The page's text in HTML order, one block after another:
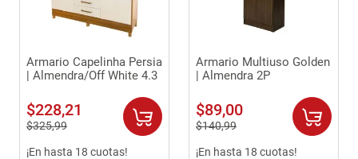
Armario Capelinha Persia
| Almendra/Off White 4.3
$228,21
$325,99
¡En hasta 18 cuotas!
Armario Multiuso Golden
| Almendra 2P
$89,00
$140,99
¡En hasta 18 cuotas!